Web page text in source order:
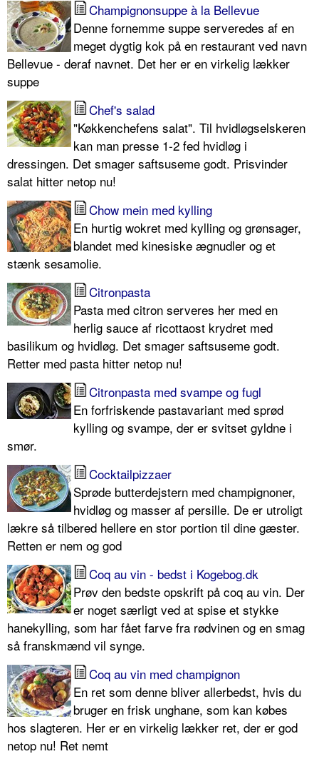
Champignonsuppe à la Bellevue
Denne fornemme suppe serveredes af en
meget dygtig kok på en restaurant ved navn
Bellevue - deraf navnet. Det her er en virkelig lækker
suppe
Chef's salad
"Køkkenchefens salat". Til hvidløgselskeren
kan man presse 1-2 fed hvidløg i
dressingen. Det smager saftsuseme godt. Prisvinder
salat hitter netop nu!
Chow mein med kylling
En hurtig wokret med kylling og grønsager,
blandet med kinesiske ægnudler og et
stænk sesamolie.
Citronpasta
Pasta med citron serveres her med en
herlig sauce af ricottaost krydret med
basilikum og hvidløg. Det smager saftsuseme godt.
Retter med pasta hitter netop nu!
Citronpasta med svampe og fugl
En forfriskende pastavariant med sprød
kylling og svampe, der er svitset gyldne i
smør.
Cocktailpizzaer
Sprøde butterdejstern med champignoner,
hvidløg og masser af persille. De er utroligt
lækre så tilbered hellere en stor portion til dine gæster.
Retten er nem og god
Coq au vin - bedst i Kogebog.dk
Prøv den bedste opskrift på coq au vin. Der
er noget særligt ved at spise et stykke
hanekylling, som har fået farve fra rødvinen og en smag
så franskmænd vil synge.
Coq au vin med champignon
En ret som denne bliver allerbedst, hvis du
bruger en frisk unghane, som kan købes
hos slagteren. Her er en virkelig lækker ret, der er god
netop nu! Ret nemt